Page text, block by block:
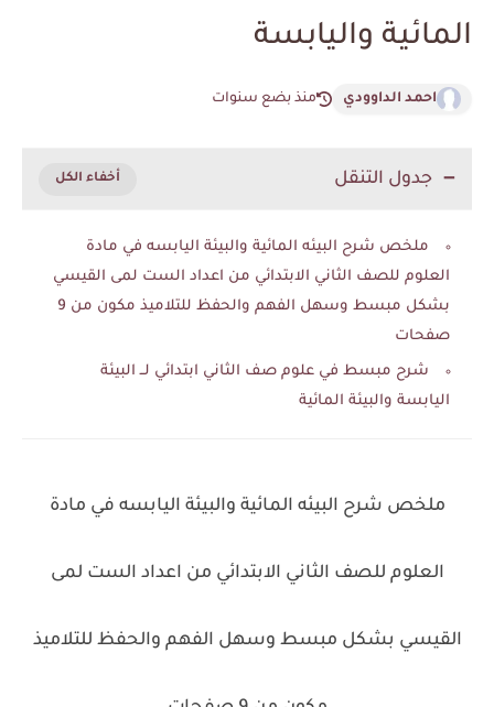
المائية واليابسة
احمد الداوودي منذ بضع سنوات
جدول التنقل
ملخص شرح البيئه المائية والبيئة اليابسه في مادة
العلوم للصف الثاني الابتدائي من اعداد الست لمى القيسي
بشكل مبسط وسهل الفهم والحفظ للتلاميذ مكون من 9
صفحات
شرح مبسط في علوم صف الثاني ابتدائي لــ البيئة
اليابسة والبيئة المائية
ملخص شرح البيئه المائية والبيئة اليابسه في مادة
العلوم للصف الثاني الابتدائي من اعداد الست لمى
القيسي بشكل مبسط وسهل الفهم والحفظ للتلاميذ